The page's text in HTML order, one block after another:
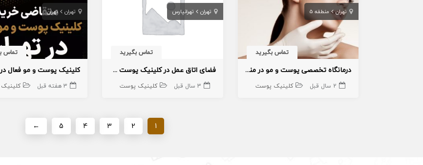
تهران منطقه 5
تماس بگیرید
درمانگاه تخصصی پوست و مو در منطقه ۵
2 سال قبل کلینیک پوست
تهران تهرانپارس
تماس بگیرید
فضای اتاق عمل در کلینیک پوست واقع در تهرانپارس به تیم پزشکی اجاره داده میشود
3 سال قبل کلینیک پوست
تهران تهران
تماس
کلینیک پوست و مو فعال در
3 هفته قبل
1
2
3
4
5
←